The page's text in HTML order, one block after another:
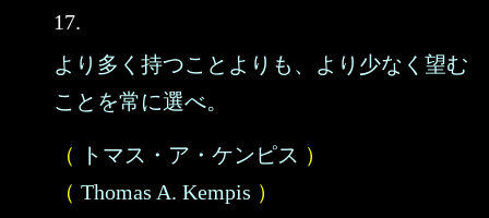
17.
より多く持つことよりも、より少なく望む
ことを常に選べ。
（ トマス・ア・ケンピス ）
（ Thomas A. Kempis ）